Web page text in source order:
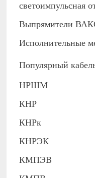
светоимпульсная
Выпрямители
Исполнительные
Популярный
НРШМ
КНР
КНРк
КНРЭК
КМПЭВ